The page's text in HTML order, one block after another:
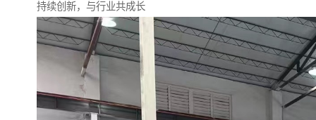
持续创新，与行业共成长